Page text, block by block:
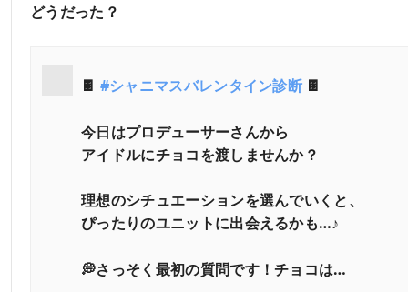
どうだった？
🍫 #シャニマスバレンタイン診断 🍫
今日はプロデューサーさんから
アイドルにチョコを渡しませんか？
理想のシチュエーションを選んでいくと、
ぴったりのユニットに出会えるかも…♪
💭さっそく最初の質問です！チョコは…